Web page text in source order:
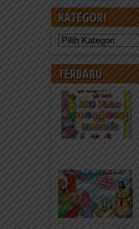
KATEGORI
Kategori
TERBARU